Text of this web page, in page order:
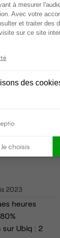
2023
heures
sur Ubiq : 2
à mesurer
Avec votre
et traiter des
sur ce site
des
Je choisis